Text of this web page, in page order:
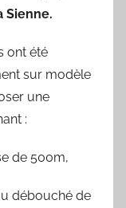
Sienne.
ont été
sur modèle
une
:
de 500m,
débouché de